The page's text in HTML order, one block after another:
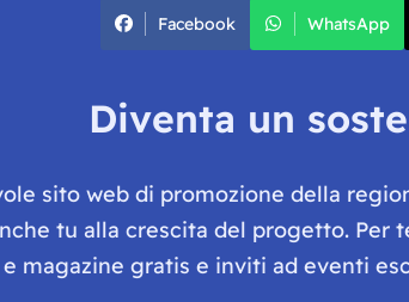
Facebook WhatsApp
Diventa un
sito web di promozione della
tu alla crescita del progetto. Per
magazine gratis e inviti ad eventi